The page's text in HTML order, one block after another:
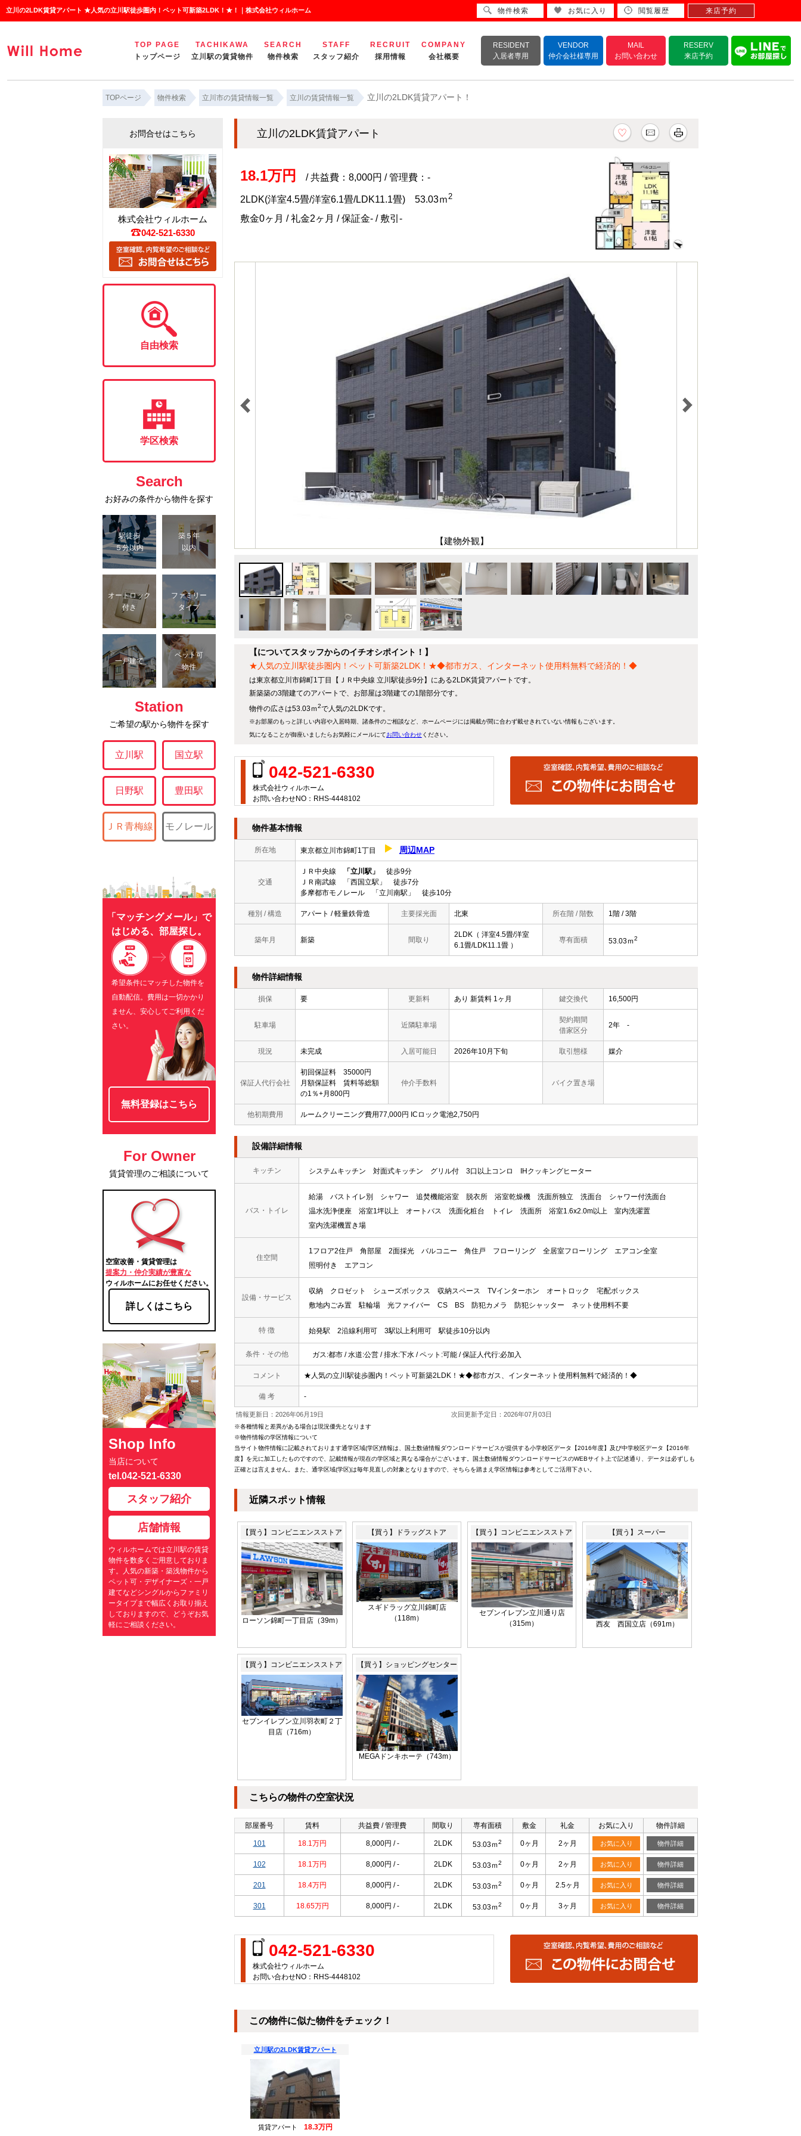
立川の2LDK賃貸アパート ★人気の立川駅徒歩圏内！ペット可新築2LDK！★！｜株式会社ウィルホーム
TOP PAGE
トップページ
TACHIKAWA
立川駅の賃貸物件
SEARCH
物件検索
STAFF
スタッフ紹介
RECRUIT
採用情報
COMPANY
会社概要
RESIDENT
入居者専用
VENDOR
仲介会社様専用
MAIL
お問い合わせ
RESERV
来店予約
TOPページ 物件検索 立川市の賃貸情報一覧 立川の賃貸情報一覧 立川の2LDK賃貸アパート！
立川の2LDK賃貸アパート
18.1万円 / 共益費：8,000円 / 管理費：-
2LDK(洋室4.5畳/洋室6.1畳/LDK11.1畳) 53.03ｍ2
敷金0ヶ月 / 礼金2ヶ月 / 保証金- / 敷引-
【建物外観】
【についてスタッフからのイチオシポイント！】
★人気の立川駅徒歩圏内！ペット可新築2LDK！★◆都市ガス、インターネット使用料無料で経済的！◆
は東京都立川市錦町1丁目【ＪＲ中央線 立川駅徒歩9分】にある2LDK賃貸アパートです。
新築築の3階建てのアパートで、お部屋は3階建ての1階部分です。
物件の広さは53.03ｍ2で人気の2LDKです。
※お部屋のもっと詳しい内容や入居時期、諸条件のご相談など、ホームページには掲載が間に合わず載せきれていない情報もございます。
気になることが御座いましたらお気軽にメールにてお問い合わせください。
042-521-6330
株式会社ウィルホーム
お問い合わせNO：RHS-4448102
物件基本情報
所在地 東京都立川市錦町1丁目 周辺MAP
交通
ＪＲ中央線 「立川駅」
徒歩9分
ＪＲ南武線 「西国立駅」 徒歩7分
多摩都市モノレール 「立川南駅」 徒歩10分
種別 / 構造 アパート / 軽量鉄骨造 主要採光面 北東 所在階 / 階数 1階 / 3階
築年月 新築 間取り
2LDK（ 洋室4.5畳/洋室
6.1畳/LDK11.1畳 ）
専有面積 53.03ｍ2
物件詳細情報
損保 要 更新料 あり 新賃料 1ヶ月 鍵交換代 16,500円
駐車場 近隣駐車場
契約期間
借家区分
2年 -
現況 未完成 入居可能日 2026年10月下旬 取引態様 媒介
保証人代行会社
初回保証料 35000円
月額保証料 賃料等総額
の1％+月800円
仲介手数料 バイク置き場
他初期費用 ルームクリーニング費用77,000円 ICロック電池2,750円
設備詳細情報
キッチン システムキッチン 対面式キッチン グリル付 3口以上コンロ IHクッキングヒーター
バス・トイレ
給湯 バストイレ別 シャワー 追焚機能浴室 脱衣所 浴室乾燥機 洗面所独立 洗面台
シャワー付洗面台
温水洗浄便座
浴室1坪以上 オートバス 洗面化粧台 トイレ 洗面所 浴室1.6x2.0m以上
室内洗濯置
室内洗濯機置き場
住空間
1フロア2住戸 角部屋 2面採光 バルコニー 角住戸 フローリング 全居室フローリング
エアコン全室
照明付き
エアコン
設備・サービス
収納 クロゼット シューズボックス 収納スペース TVインターホン オートロック
宅配ボックス
敷地内ごみ置
駐輪場 光ファイバー CS BS 防犯カメラ 防犯シャッター ネット使用料不要
特 徴 始発駅 2沿線利用可 3駅以上利用可 駅徒歩10分以内
条件・その他 ガス:都市 / 水道:公営 / 排水:下水 / ペット:可能 / 保証人代行:必加入
コメント ★人気の立川駅徒歩圏内！ペット可新築2LDK！★◆都市ガス、インターネット使用料無料で経済的！◆
備 考 -
情報更新日：2026年06月19日 次回更新予定日：2026年07月03日
※各種情報と差異がある場合は現況優先となります
※物件情報の学区情報について
当サイト物件情報に記載されております通学区域(学区)情報は、国土数値情報ダウンロードサービスが提供する小学校区データ【2016年度】及び中学校区データ【2016年
度】を元に加工したものですので、記載情報が現在の学区域と異なる場合がございます。国土数値情報ダウンロードサービスのWEBサイト上で記述通り、データは必ずしも
正確とは言えません。また、通学区域(学区)は毎年見直しの対象となりますので、そちらを踏まえ学区情報は参考としてご活用下さい。
近隣スポット情報
【買う】コンビニエンスストア
ローソン錦町一丁目店（39m）
【買う】ドラッグストア
スギドラッグ立川錦町店
（118m）
【買う】コンビニエンスストア
セブンイレブン立川通り店
（315m）
【買う】スーパー
西友 西国立店（691m）
【買う】コンビニエンスストア
セブンイレブン立川羽衣町２丁
目店（716m）
【買う】ショッピングセンター
MEGAドンキホーテ（743m）
こちらの物件の空室状況
部屋番号 賃料 共益費 / 管理費 間取り 専有面積 敷金 礼金 お気に入り 物件詳細
101 18.1万円 8,000円 / - 2LDK 53.03ｍ2 0ヶ月 2ヶ月 お気に入り 物件詳細
102 18.1万円 8,000円 / - 2LDK 53.03ｍ2 0ヶ月 2ヶ月 お気に入り 物件詳細
201 18.4万円 8,000円 / - 2LDK 53.03ｍ2 0ヶ月 2.5ヶ月 お気に入り 物件詳細
301 18.65万円 8,000円 / - 2LDK 53.03ｍ2 0ヶ月 3ヶ月 お気に入り 物件詳細
042-521-6330
株式会社ウィルホーム
お問い合わせNO：RHS-4448102
この物件に似た物件をチェック！
立川駅の2LDK賃貸アパート
賃貸アパート 18.3万円
お問合せはこちら
株式会社ウィルホーム
042-521-6330
自由検索
学区検索
Search
お好みの条件から物件を探す
駅徒歩
５分以内
築５年
以内
オートロック
付き
ファミリー
タイプ
一戸建て
ペット可
物件
Station
ご希望の駅から物件を探す
立川駅 国立駅
日野駅 豊田駅
ＪＲ青梅線 モノレール
「マッチングメール」で
はじめる、部屋探し。
希望条件にマッチした物件を
自動配信。費用は一切かかり
ません、安心してご利用くだ
さい。
無料登録はこちら
For Owner
賃貸管理のご相談について
空室改善・賃貸管理は
提案力・仲介実績が豊富な
ウィルホームにお任せください。
詳しくはこちら
Shop Info
当店について
tel.042-521-6330
スタッフ紹介
店舗情報
ウィルホームでは立川駅の賃貸
物件を数多くご用意しておりま
す。人気の新築・築浅物件から
ペット可・デザイナーズ・一戸
建てなどシングルからファミリ
ータイプまで幅広くお取り揃え
しておりますので、どうぞお気
軽にご相談ください。
物件検索 お気に入り 閲覧履歴 来店予約